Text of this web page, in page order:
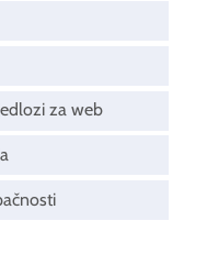
za web